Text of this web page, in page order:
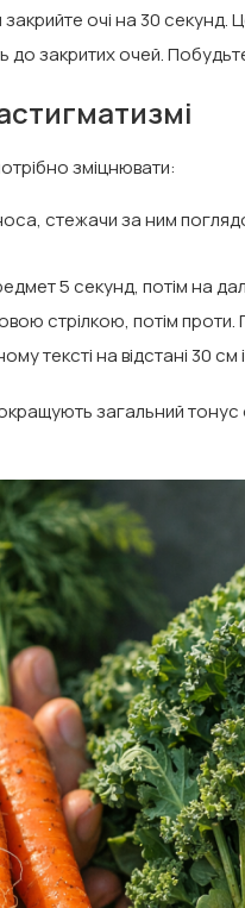
очі на 30 секунд.
до закритих очей.
зміцнювати:
стежачи за ним
5 секунд, потім на
стрілкою, потім проти.
тексті на відстані 30
загальний тонус